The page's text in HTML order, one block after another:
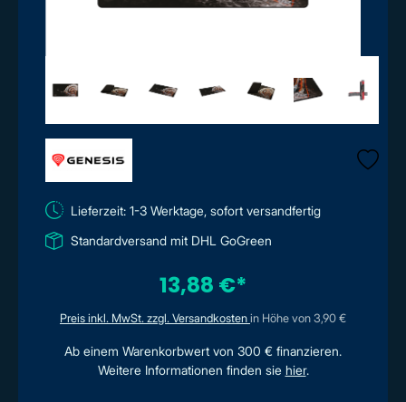
Lieferzeit: 1-3 Werktage, sofort versandfertig
Standardversand mit DHL GoGreen
13,88 €*
Preis inkl. MwSt. zzgl. Versandkosten in Höhe von 3,90 €
Ab einem Warenkorbwert von 300 € finanzieren.
Weitere Informationen finden sie hier.